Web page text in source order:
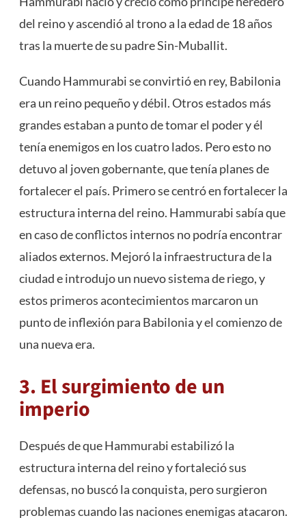
del reino y ascendió al trono a la edad de 18 años
tras la muerte de su padre Sin-Muballit.
Cuando Hammurabi se convirtió en rey, Babilonia
era un reino pequeño y débil. Otros estados más
grandes estaban a punto de tomar el poder y él
tenía enemigos en los cuatro lados. Pero esto no
detuvo al joven gobernante, que tenía planes de
fortalecer el país. Primero se centró en fortalecer la
estructura interna del reino. Hammurabi sabía que
en caso de conflictos internos no podría encontrar
aliados externos. Mejoró la infraestructura de la
ciudad e introdujo un nuevo sistema de riego, y
estos primeros acontecimientos marcaron un
punto de inflexión para Babilonia y el comienzo de
una nueva era.
3. El surgimiento de un
imperio
Después de que Hammurabi estabilizó la
estructura interna del reino y fortaleció sus
defensas, no buscó la conquista, pero surgieron
problemas cuando las naciones enemigas atacaron.